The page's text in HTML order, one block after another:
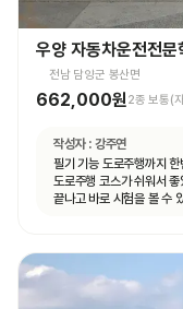
우양 자동차운전전문
전남 담양군 봉산면
662,000원 2종 보통(
작성자 : 강주연
필기 기능 도로주행까지
도로주행 코스가 쉬워서
끝나고 바로 시험을 볼 수